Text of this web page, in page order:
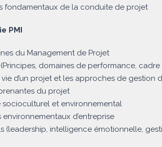
fondamentaux de la conduite de projet
PMI
du Management de Projet
(Principes, domaines de performance,
d’un projet et les approches de gestion
du projet
socioculturel et environnemental
environnementaux d’entreprise
(leadership, intelligence émotionnelle,